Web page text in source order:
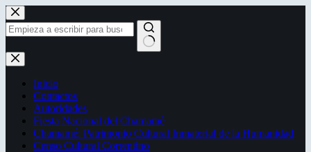
Saltar
al
contenido
Sin
resultados
Inicio
Contactos
Autoridades
Fiesta Nacional del Chamamé
Chamamé: Patrimonio Cultural Inmaterial de la Humanidad
Censo Cultural Correntino